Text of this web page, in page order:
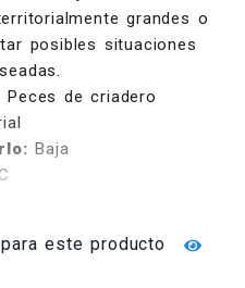
grandes o
posibles situaciones
Peces de criadero
Baja
este producto